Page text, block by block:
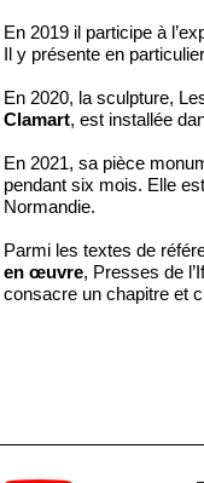
En 2019 il participe à
Il y présente en
En 2020, la sculpture,
Clamart, est installée
En 2021, sa pièce
pendant six mois. Elle
Normandie.
Parmi les textes de
en œuvre, Presses de
consacre un chapitre et